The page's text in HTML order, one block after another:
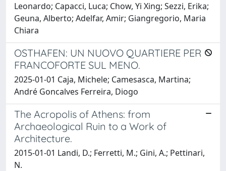
Leonardo; Capacci, Luca; Chow, Yi Xing; Sezzi, Erika;
Geuna, Alberto; Adelfar, Amir; Giangregorio, Maria
Chiara
OSTHAFEN: UN NUOVO QUARTIERE PER
FRANCOFORTE SUL MENO.
2025-01-01 Caja, Michele; Camesasca, Martina;
André Goncalves Ferreira, Diogo
The Acropolis of Athens: from
Archaeological Ruin to a Work of
Architecture.
2015-01-01 Landi, D.; Ferretti, M.; Gini, A.; Pettinari,
N.